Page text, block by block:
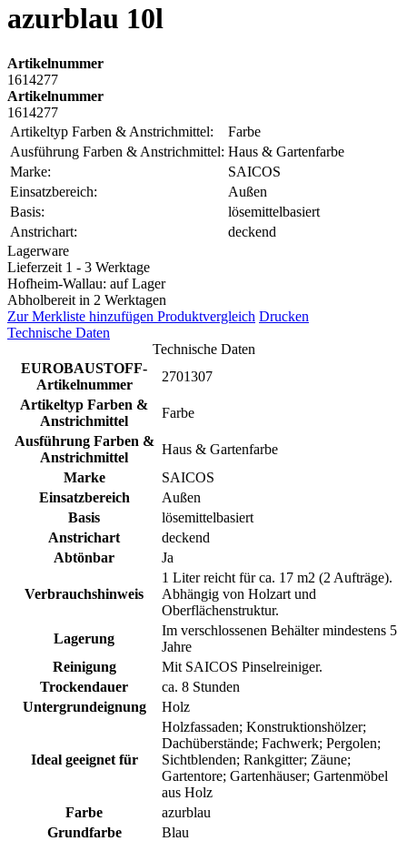
azurblau 10l
Artikelnummer
1614277
Artikelnummer
1614277
Artikeltyp Farben & Anstrichmittel:
Farbe
Ausführung Farben & Anstrichmittel: Haus & Gartenfarbe
Marke:
SAICOS
Einsatzbereich:
Außen
Basis:
lösemittelbasiert
Anstrichart:
deckend
Lagerware
Lieferzeit 1 - 3 Werktage
Hofheim-Wallau: auf Lager
Abholbereit in 2 Werktagen
Zur Merkliste hinzufügen Produktvergleich Drucken
Technische Daten
Technische Daten
EUROBAUSTOFF-
Artikelnummer
2701307
Artikeltyp Farben &
Anstrichmittel
Farbe
Ausführung Farben &
Anstrichmittel
Haus & Gartenfarbe
Marke
SAICOS
Einsatzbereich
Außen
Basis
lösemittelbasiert
Anstrichart
deckend
Abtönbar
Ja
Verbrauchshinweis
1 Liter reicht für ca. 17 m2 (2 Aufträge).
Abhängig von Holzart und
Oberflächenstruktur.
Lagerung
Im verschlossenen Behälter mindestens 5
Jahre
Reinigung
Mit SAICOS Pinselreiniger.
Trockendauer
ca. 8 Stunden
Untergrundeignung
Holz
Ideal geeignet für
Holzfassaden; Konstruktionshölzer;
Dachüberstände; Fachwerk; Pergolen;
Sichtblenden; Rankgitter; Zäune;
Gartentore; Gartenhäuser; Gartenmöbel
aus Holz
Farbe
azurblau
Grundfarbe
Blau